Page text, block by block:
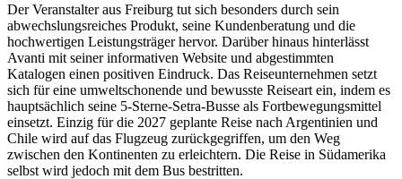
Der Veranstalter aus Freiburg tut sich besonders durch sein
abwechslungsreiches Produkt, seine Kundenberatung und die
hochwertigen Leistungsträger hervor. Darüber hinaus hinterlässt
Avanti mit seiner informativen Website und abgestimmten
Katalogen einen positiven Eindruck. Das Reiseunternehmen setzt
sich für eine umweltschonende und bewusste Reiseart ein, indem es
hauptsächlich seine 5-Sterne-Setra-Busse als Fortbewegungsmittel
einsetzt. Einzig für die 2027 geplante Reise nach Argentinien und
Chile wird auf das Flugzeug zurückgegriffen, um den Weg
zwischen den Kontinenten zu erleichtern. Die Reise in Südamerika
selbst wird jedoch mit dem Bus bestritten.